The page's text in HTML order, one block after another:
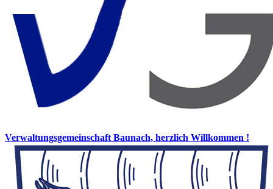
Verwaltungsgemeinschaft Baunach, herzlich Willkommen !